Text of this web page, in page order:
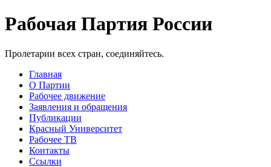
Рабочая Партия России
Пролетарии всех стран, соединяйтесь.
Главная
О Партии
Рабочее движение
Заявления и обращения
Публикации
Красный Университет
Рабочее ТВ
Контакты
Ссылки